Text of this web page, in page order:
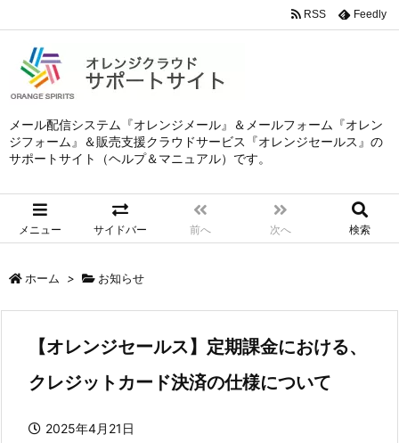
メール配信システム『オレンジメール』＆メールフォーム『オレン
ジフォーム』＆販売支援クラウドサービス『オレンジセールス』の
サポートサイト（ヘルプ＆マニュアル）です。
メニュー サイドバー 前へ 次へ 検索
RSS Feedly
ホーム > お知らせ
【オレンジセールス】定期課金における、
クレジットカード決済の仕様について
2025年4月21日